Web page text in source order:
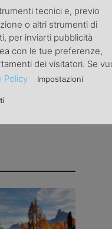
librerie italiane
tecnici e, previo
o altri strumenti di
per inviarti pubblicità
con le tue preferenze,
dei visitatori. Se
Policy Impostazioni